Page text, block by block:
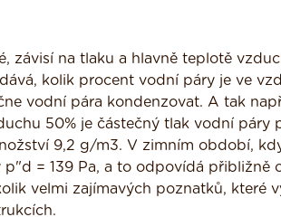
závisí na tlaku a hlavně teplotě
kolik procent vodní páry je ve
vodní pára kondenzovat. A tak
50% je částečný tlak vodní páry
9,2 g/m3. V zimním období,
= 139 Pa, a to odpovídá přibližně
velmi zajímavých poznatků, které